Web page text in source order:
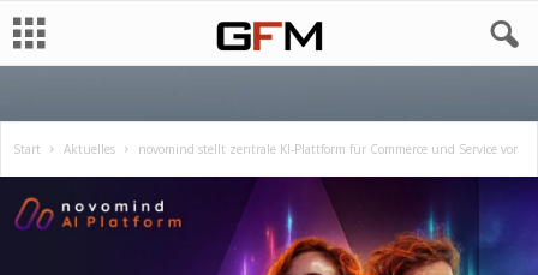
Start Aktuelles novomind stellt zentrale KI-Plattform für Commerce und Service vor